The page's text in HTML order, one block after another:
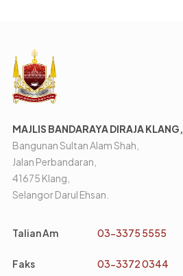
MAJLIS BANDARAYA DIRAJA KLANG,
Bangunan Sultan Alam Shah,
Jalan Perbandaran,
41675 Klang,
Selangor Darul Ehsan.
Talian Am 03-3375 5555
Faks 03-3372 0344